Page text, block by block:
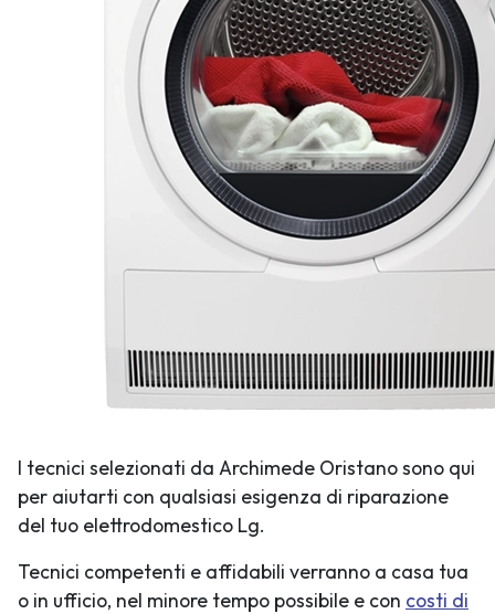
I tecnici selezionati da Archimede Oristano sono qui
per aiutarti con qualsiasi esigenza di riparazione
del tuo elettrodomestico Lg.
Tecnici competenti e affidabili verranno a casa tua
o in ufficio, nel minore tempo possibile e con costi di